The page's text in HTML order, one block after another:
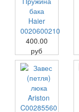
бака
Haier
0020600210
400.00
руб